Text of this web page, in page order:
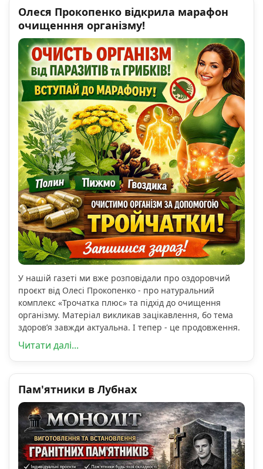
Олеся Прокопенко відкрила марафон
очищенння організму!
У нашій газеті ми вже розповідали про оздоровчий
проєкт від Олесі Прокопенко - про натуральний
комплекс «Трочатка плюс» та підхід до очищення
організму. Матеріал викликав зацікавлення, бо тема
здоров’я завжди актуальна. І тепер - це продовження.
Читати далі...
Пам'ятники в Лубнах